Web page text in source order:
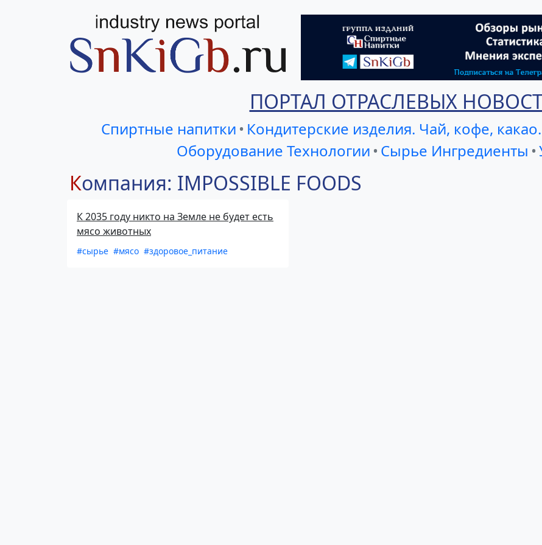
ПОРТАЛ ОТРАСЛЕВЫХ
Спиртные напитки • Кондитерские изделия. Чай, кофе, какао.
Оборудование Технологии • Сырье Ингредиенты •
Компания: IMPOSSIBLE FOODS
К 2035 году никто на Земле не будет есть
мясо животных
#сырье #мясо #здоровое_питание